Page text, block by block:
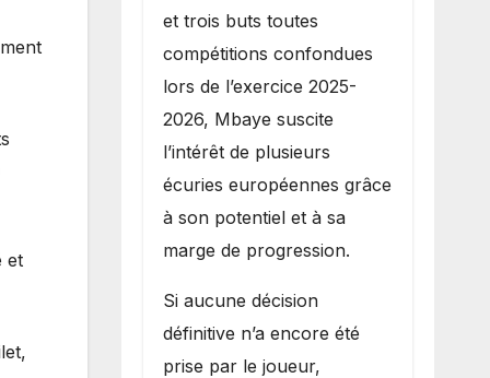
et
et trois buts toutes
compétitions confondues
lors de l’exercice 2025-
2026, Mbaye suscite
l’intérêt de plusieurs
écuries européennes grâce
à son potentiel et à sa
marge de progression.
Si aucune décision
définitive n’a encore été
prise par le joueur,